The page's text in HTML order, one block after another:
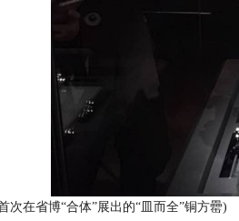
在省博“合体”展出的“皿而全”铜方罍)